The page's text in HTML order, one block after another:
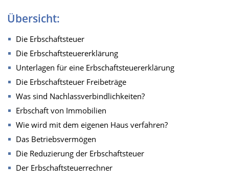
Übersicht:
Die Erbschaftsteuer
Die Erbschaftsteuererklärung
Unterlagen für eine Erbschaftsteuererklärung
Die Erbschaftsteuer Freibeträge
Was sind Nachlassverbindlichkeiten?
Erbschaft von Immobilien
Wie wird mit dem eigenen Haus verfahren?
Das Betriebsvermögen
Die Reduzierung der Erbschaftsteuer
Der Erbschaftsteuerrechner